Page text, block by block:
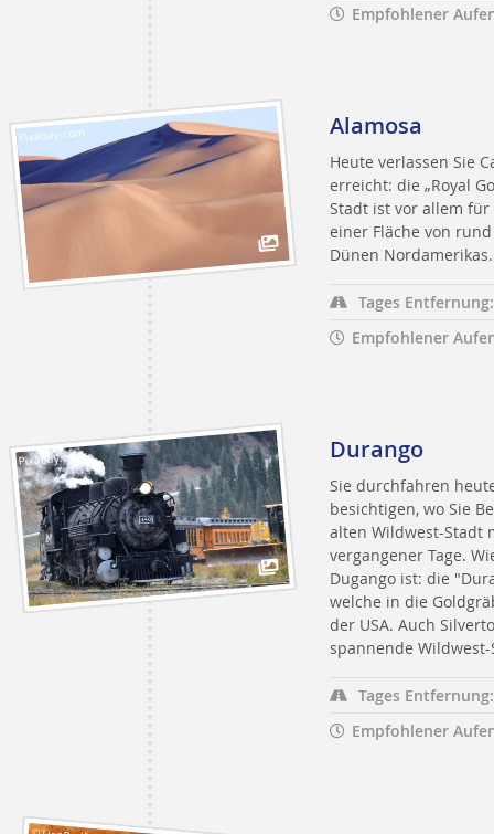
Empfohlener
Pixabay.com Alamosa
Heute verlassen Sie
erreicht: die „Royal
Stadt ist vor allem
einer Fläche von
Dünen Nordamerikas.
Tages Entfernung:
Empfohlener
Pixabay.com Durango
Sie durchfahren
besichtigen, wo Sie
alten Wildwest-Stadt
vergangener Tage.
Dugango ist: die
welche in die
der USA. Auch
spannende
Tages Entfernung:
Empfohlener